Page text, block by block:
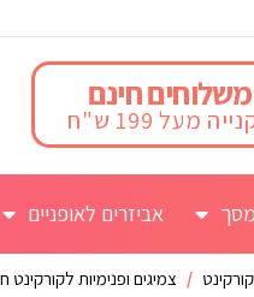
משלוחים חינם
מעל 199 ש"ח
מסך אביזרים לאופניים
/ צמיגים ופנימיות לקורקינט